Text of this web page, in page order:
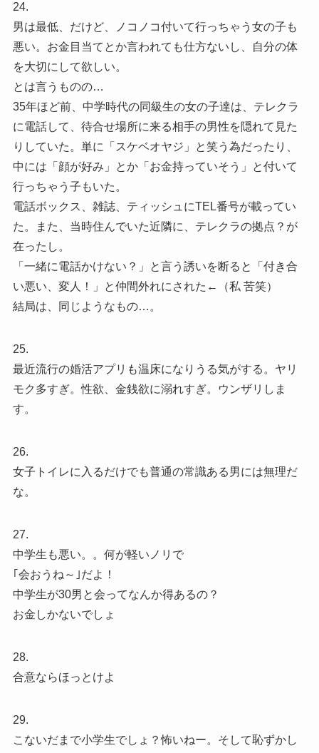
24.
男は最低、だけど、ノコノコ付いて行っちゃう女の子も
悪い。お金目当てとか言われても仕方ないし、自分の体
を大切にして欲しい。
とは言うものの…
35年ほど前、中学時代の同級生の女の子達は、テレクラ
に電話して、待合せ場所に来る相手の男性を隠れて見た
りしていた。単に「スケベオヤジ」と笑う為だったり、
中には「顔が好み」とか「お金持っていそう」と付いて
行っちゃう子もいた。
電話ボックス、雑誌、ティッシュにTEL番号が載ってい
た。また、当時住んでいた近隣に、テレクラの拠点？が
在ったし。
「一緒に電話かけない？」と言う誘いを断ると「付き合
い悪い、変人！」と仲間外れにされた←（私 苦笑）
結局は、同じようなもの…。
25.
最近流行の婚活アプリも温床になりうる気がする。ヤリ
モク多すぎ。性欲、金銭欲に溺れすぎ。ウンザリしま
す。
26.
女子トイレに入るだけでも普通の常識ある男には無理だ
な。
27.
中学生も悪い。。何が軽いノリで
｢会おうね～｣だよ！
中学生が30男と会ってなんか得あるの？
お金しかないでしょ
28.
合意ならほっとけよ
29.
こないだまで小学生でしょ？怖いねー。そして恥ずかし